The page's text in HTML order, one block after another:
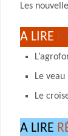
Les
A LIRE
Le
Le
A LIRE